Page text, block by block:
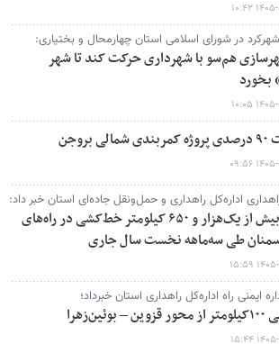
۱۰:۴۲
شهرکرد در شورای اسلامی استان چهارمحال و بختیاری:
هم‌سو با شهرداری حرکت کند تا شهر
بخورد
۱۰:۰۵
۰۹:۵۶
اداره‌کل راهداری و حمل‌ونقل جاده‌ای استان خبر داد:
اجرای بیش از یک‌هزار و ۶۵۰ کیلومتر خط‌کشی در راه‌های
طی سه‌ماهه نخست سال جاری
۱۵:۵۹
ایمنی راه اداره‌کل راهداری استان خبرداد؛
۱۵:۴۴